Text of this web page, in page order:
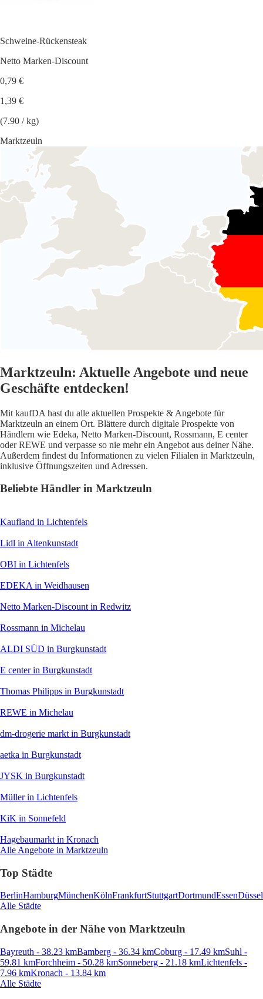
Schweine-Rückensteak
Netto Marken-Discount
0,79 €
1,39 €
(7.90 / kg)
Marktzeuln
Marktzeuln: Aktuelle Angebote und neue
Geschäfte entdecken!
Mit kaufDA hast du alle aktuellen Prospekte & Angebote für
Marktzeuln an einem Ort. Blättere durch digitale Prospekte von
Händlern wie Edeka, Netto Marken-Discount, Rossmann, E center
oder REWE und verpasse so nie mehr ein Angebot aus deiner Nähe.
Außerdem findest du Informationen zu vielen Filialen in Marktzeuln,
inklusive Öffnungszeiten und Adressen.
Beliebte Händler in Marktzeuln
Kaufland in Lichtenfels
Lidl in Altenkunstadt
OBI in Lichtenfels
EDEKA in Weidhausen
Netto Marken-Discount in Redwitz
Rossmann in Michelau
ALDI SÜD in Burgkunstadt
E centerin Burgkunstadt
Thomas Philipps in Burgkunstadt
REWE in Michelau
dm-drogerie markt in Burgkunstadt
aetka in Burgkunstadt
JYSK in Burgkunstadt
Müllerin Lichtenfels
KiK in Sonnefeld
Hagebaumarkt in Kronach
Alle Angebote in Marktzeuln
Top Städte
BerlinHamburgMünchenKölnFrankfurtStuttgartDortmundEssen
Alle Städte
Angebote in der Nähe von Marktzeuln
Bayreuth - 38.23 kmBamberg - 36.34 kmCoburg - 17.49 kmSuhl -
59.81 kmForchheim - 50.28 kmSonneberg - 21.18 kmLichtenfels -
7.96 kmKronach - 13.84 km
Alle Städte